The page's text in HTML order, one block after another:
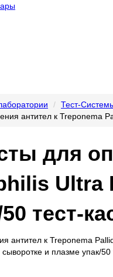
Тест-
антител к Treponema
для
Ultra
тест-